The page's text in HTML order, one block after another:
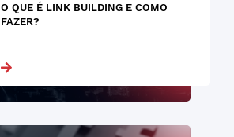
O QUE É LINK BUILDING E COMO
FAZER?